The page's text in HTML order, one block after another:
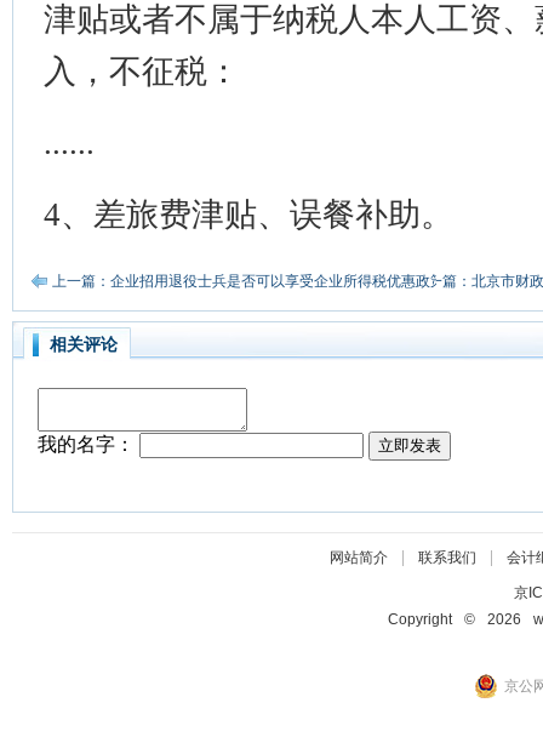
津贴或者不属于纳税人本人工资
入，不征税：
......
4、差旅费津贴、误餐补助。
上一篇：企业招用退役士兵是否可以享受企业所得税优惠政策？下一篇：北京市财
相关评论
网站简介| 联系我们 会计
京
Copyright © 2026
京公